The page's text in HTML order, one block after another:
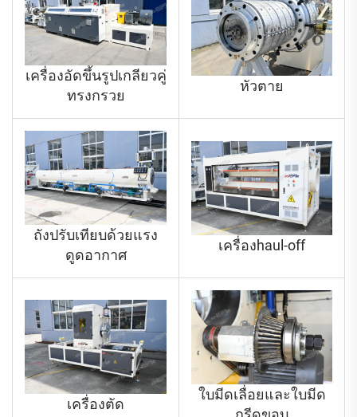
เครื่องอัดขึ้นรูปเกลียวคู่
ทรงกรวย
หัวตาย
ถังปรับเทียบด้วยแรง
ดูดอากาศ
เครื่องhaul-off
เครื่องตัด
ใบมีดเลื่อยและใบมีด